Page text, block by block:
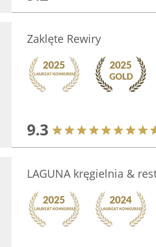
Zaklęte Rewiry
9.3
LAGUNA kręgielnia &